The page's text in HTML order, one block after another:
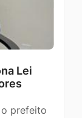
Lei
prefeito